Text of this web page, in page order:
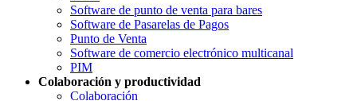
Software de punto de venta para bares
Software de Pasarelas de Pagos
Punto de Venta
Software de comercio electrónico multicanal
PIM
Colaboración y productividad
Colaboración